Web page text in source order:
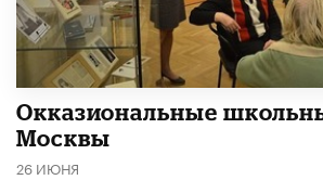
​Окказиональные
Москвы
26 ИЮНЯ